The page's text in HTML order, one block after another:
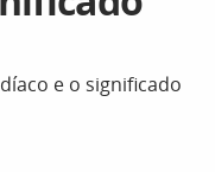
e o significado